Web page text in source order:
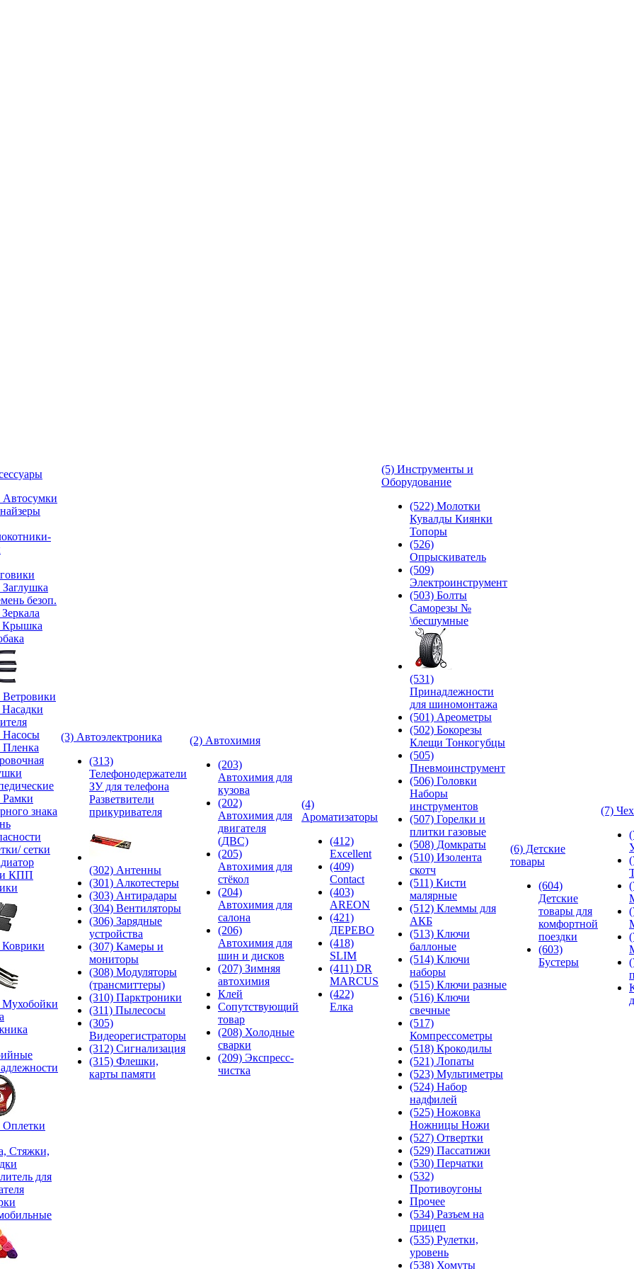
Автосумки
Заглушка
безоп.
Крышка
Ветровики
Насадки
Насосы
Пленка
Рамки
знака
сетки
КПП
Коврики
Мухобойки
Оплетки
Стяжки,
для
(3) Автоэлектроника
(313)
Телефонодержатели
ЗУ для телефона
Разветвители
прикуривателя
(302) Антенны
(301) Алкотестеры
(303) Антирадары
(304) Вентиляторы
(306) Зарядные
устройства
(307) Камеры и
мониторы
(308) Модуляторы
(трансмиттеры)
(310) Парктроники
(311) Пылесосы
(305)
Видеорегистраторы
(312) Сигнализация
(315) Флешки,
карты памяти
(2) Автохимия
(203)
Автохимия для
кузова
(202)
Автохимия для
двигателя
(ДВС)
(205)
Автохимия для
стёкол
(204)
Автохимия для
салона
(206)
Автохимия для
шин и дисков
(207) Зимняя
автохимия
Клей
Сопутствующий
товар
(208) Холодные
сварки
(209) Экспреcс-
чистка
(4)
Ароматизаторы
(412)
Excellent
(409)
Contact
(403)
AREON
(421)
ДЕРЕВО
(418)
SLIM
(411) DR
MARCUS
(422)
Елка
(5) Инструменты и
Оборудование
(522) Молотки
Кувалды Киянки
Топоры
(526)
Опрыскиватель
(509)
Электроинструмент
(503) Болты
Саморезы №
\бесшумные
(531)
Принадлежности
для шиномонтажа
(501) Ареометры
(502) Бокорезы
Клещи Тонкогубцы
(505)
Пневмоинструмент
(506) Головки
Наборы
инструментов
(507) Горелки и
плитки газовые
(508) Домкраты
(510) Изолента
скотч
(511) Кисти
малярные
(512) Клеммы для
АКБ
(513) Ключи
баллоные
(514) Ключи
наборы
(515) Ключи разные
(516) Ключи
свечные
(517)
Компрессометры
(518) Крокодилы
(521) Лопаты
(523) Мультиметры
(524) Набор
надфилей
(525) Ножовка
Ножницы Ножи
(527) Отвертки
(529) Пассатижи
(530) Перчатки
(532)
Противоугоны
Прочее
(534) Разъем на
прицеп
(535) Рулетки,
уровень
(538) Хомуты
(6) Детские
товары
(604)
Детские
товары для
комфортной
поездки
(603)
Бустеры
(7)